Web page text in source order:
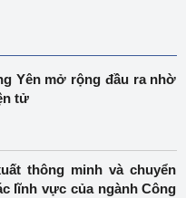
Yên mở rộng đầu ra nhờ
tử
thông minh và chuyển
lĩnh vực của ngành Công